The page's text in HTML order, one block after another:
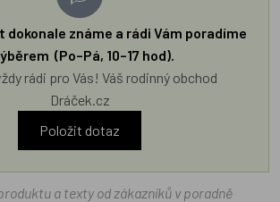
dokonale známe a rádi Vám poradíme
(Po–Pá, 10–17 hod).
rádi pro Vás! Váš rodinný obchod
Dráček.cz
Položit dotaz
a texty od zákazníků v poradně